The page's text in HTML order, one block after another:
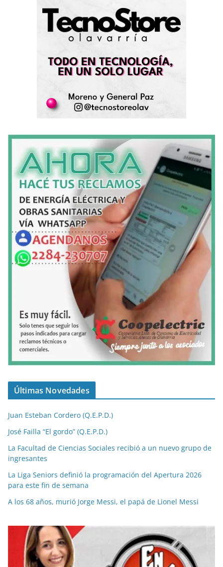
Últimas Novedades
Juan Esteban Cordero (Q.E.P.D.)
José Failla “El gordo” (Q.E.P.D.)
La Facultad de Ciencias Sociales recibió a un nuevo grupo de
ingresantes
La Liga Seniors definió la programación del Apertura 2026
para este fin de semana
A los 68 años, murió Jorge Messi, el papá de Lionel Messi